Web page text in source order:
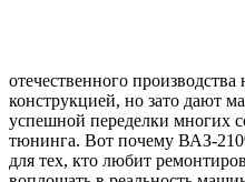
отечественного
конструкцией, но зато дают
успешной переделки многих
тюнинга. Вот почему ВАЗ-
для тех, кто любит